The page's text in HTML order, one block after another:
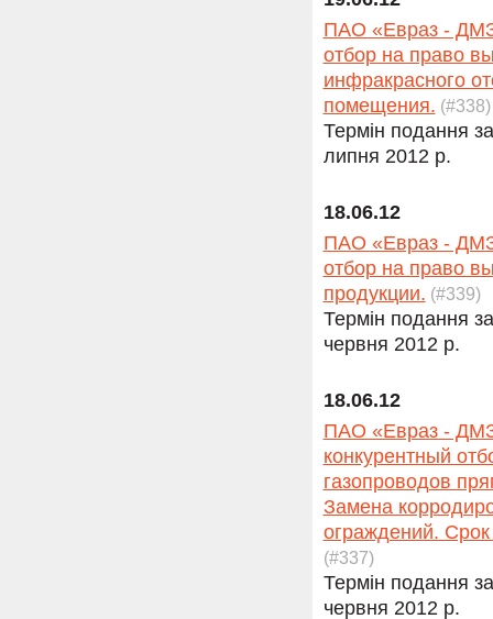
ПАО «Евраз - ДМЗ
отбор на право
инфракрасного
помещения. (#338)
Термін подання
липня 2012 р.
18.06.12
ПАО «Евраз - ДМЗ
отбор на право
продукции. (#339)
Термін подання
червня 2012 р.
18.06.12
ПАО «Евраз - ДМЗ
конкурентный
газопроводов
Замена
ограждений.
(#337)
Термін подання
червня 2012 р.